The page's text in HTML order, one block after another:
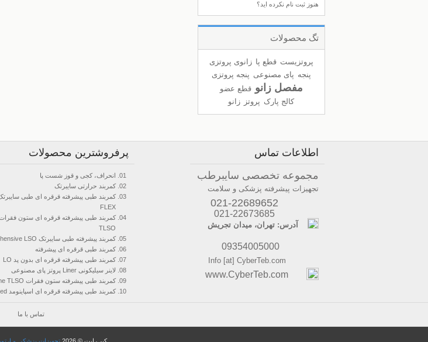
هنوز ثبت نام نکرده اید؟
تگ محصولات
پروتزیست قطع پا زانوی پروتزی
پنجه پای مصنوعی پنجه پروتزی
مفصل زانو قطع عضو
کالج پارک پروتز زانو
اطلاعات تماس
مجموعه تخصصی سایبرطب
تجهیزات پیشرفته پزشکی و سلامت
021-22689652
آدرس: تهران، میدان تجریش
09354005000
Info [at] CyberTeb.com
پرفروشترین محصولات
انحراف، کجی و قوز شست پا
کمربند حرارتی سایبرتک
FLEX
TLSO
کمربند پیشرفته طبی سایبرتک Comprehensive LSO
کمربند طبی قرقره ای پیشرفته
کمربند طبی پیشرفته قرقره ای بدون پد LO
لاینر سیلیکونی Liner پروتز پای مصنوعی
کمربند طبی پیشرفته ستون فقرات Cyberspine TLSO
کمربند طبی پیشرفته قرقره ای اسپاینومد Medi Spinomed
تماس با ما